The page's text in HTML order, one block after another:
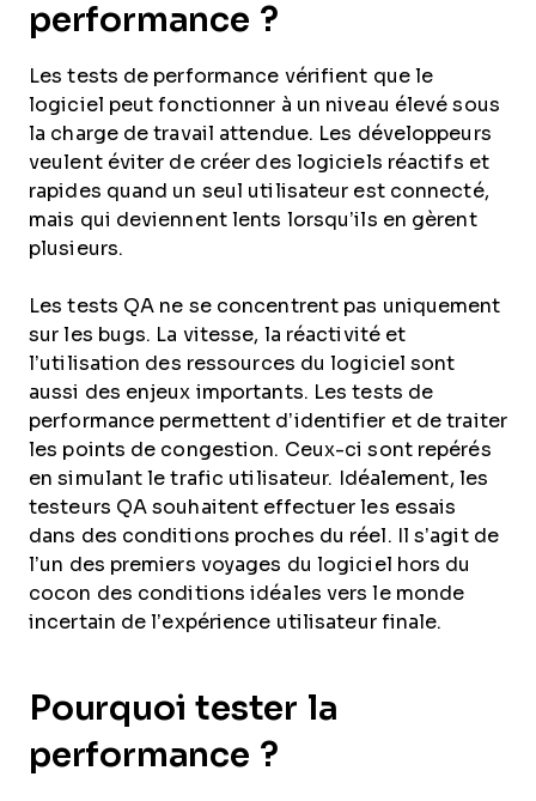
performance ?
Les tests de performance vérifient que le
logiciel peut fonctionner à un niveau élevé sous
la charge de travail attendue. Les développeurs
veulent éviter de créer des logiciels réactifs et
rapides quand un seul utilisateur est connecté,
mais qui deviennent lents lorsqu’ils en gèrent
plusieurs.
Les tests QA ne se concentrent pas uniquement
sur les bugs. La vitesse, la réactivité et
l’utilisation des ressources du logiciel sont
aussi des enjeux importants. Les tests de
performance permettent d’identifier et de traiter
les points de congestion. Ceux-ci sont repérés
en simulant le trafic utilisateur. Idéalement, les
testeurs QA souhaitent effectuer les essais
dans des conditions proches du réel. Il s’agit de
l’un des premiers voyages du logiciel hors du
cocon des conditions idéales vers le monde
incertain de l’expérience utilisateur finale.
Pourquoi tester la
performance ?